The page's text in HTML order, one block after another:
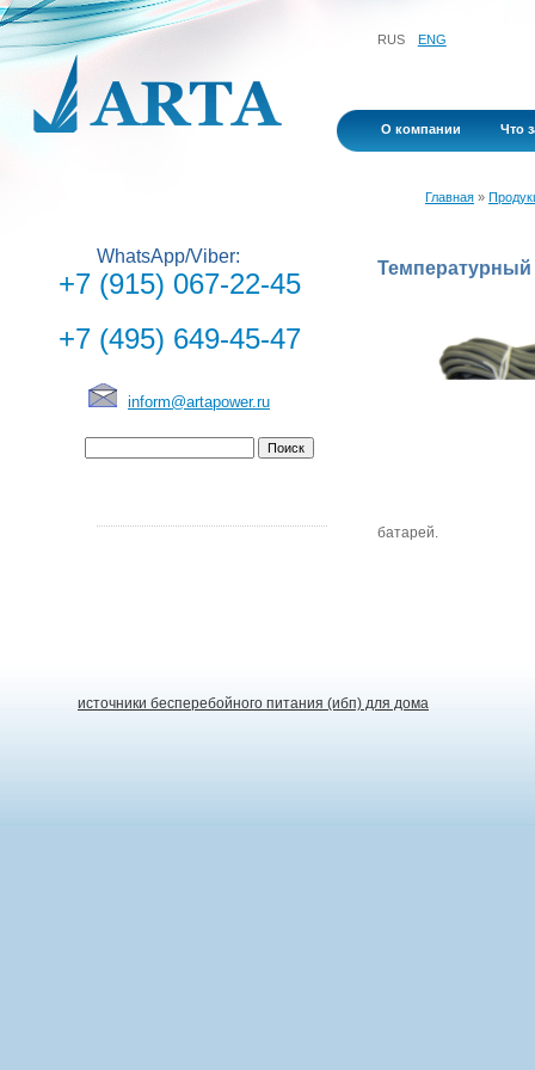
RUS ENG
О компании Что
WhatsApp/Viber:
+7 (915) 067-22-45
+7 (495) 649-45-47
inform@artapower.ru
Главная »
Температурный
батарей.
источники бесперебойного питания (ибп) для дома